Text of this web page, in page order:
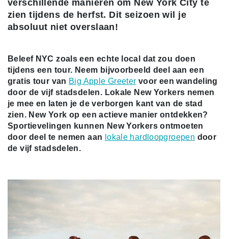
verschillende manieren om New York City te
zien tijdens de herfst. Dit seizoen wil je
absoluut niet overslaan!
Beleef NYC zoals een echte local dat zou doen
tijdens een tour. Neem bijvoorbeeld deel aan een
gratis tour van Big Apple Greeter voor een wandeling
door de vijf stadsdelen. Lokale New Yorkers nemen
je mee en laten je de verborgen kant van de stad
zien. New York op een actieve manier ontdekken?
Sportievelingen kunnen New Yorkers ontmoeten
door deel te nemen aan lokale hardloopgroepen door
de vijf stadsdelen.